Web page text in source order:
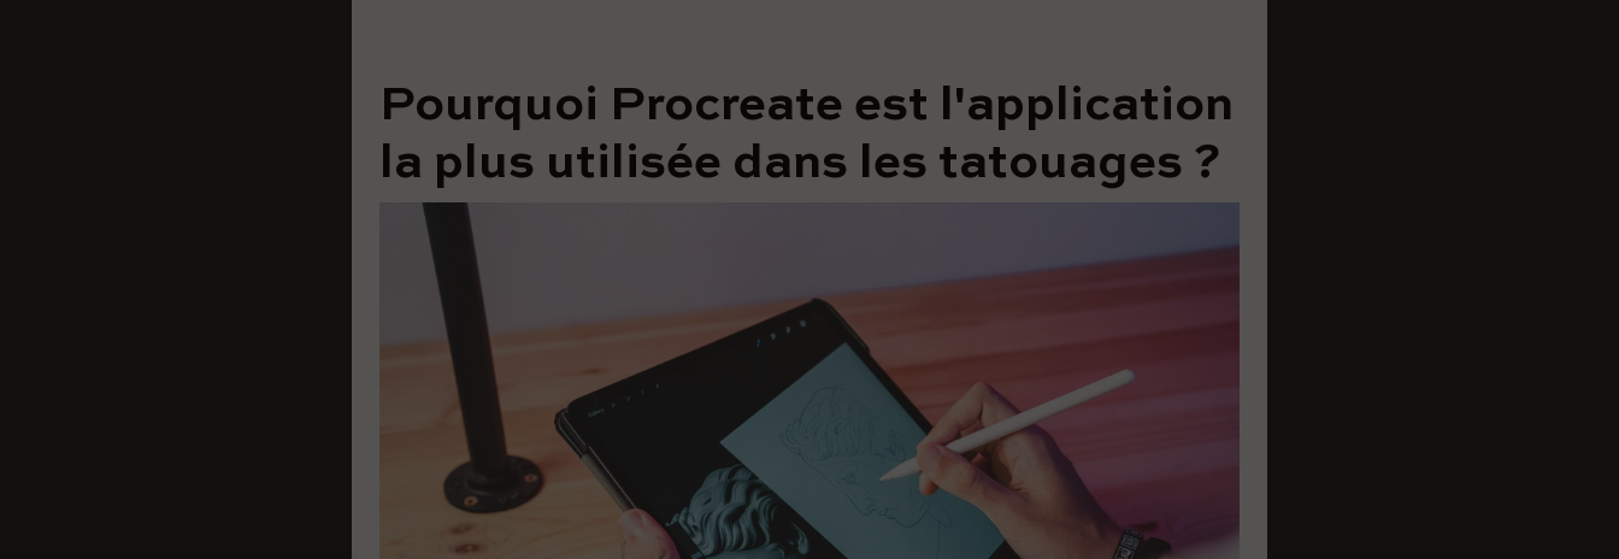
Pourquoi Procreate est l'application
la plus utilisée dans les tatouages ​​?